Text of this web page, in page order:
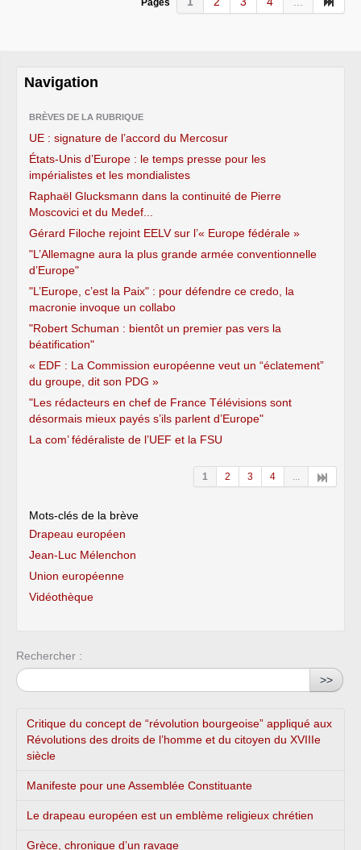
Pages
Navigation
BRÈVES DE LA RUBRIQUE
UE : signature de l’accord du Mercosur
États-Unis d’Europe : le temps presse pour les
impérialistes et les mondialistes
Raphaël Glucksmann dans la continuité de Pierre
Moscovici et du Medef...
Gérard Filoche rejoint EELV sur l’« Europe fédérale »
"L’Allemagne aura la plus grande armée conventionnelle
d’Europe"
"L’Europe, c’est la Paix" : pour défendre ce credo, la
macronie invoque un collabo
"Robert Schuman : bientôt un premier pas vers la
béatification"
« EDF : La Commission européenne veut un “éclatement”
du groupe, dit son PDG »
"Les rédacteurs en chef de France Télévisions sont
désormais mieux payés s’ils parlent d’Europe"
La com’ fédéraliste de l’UEF et la FSU
1 2 3 4 ...
Mots-clés de la brève
Drapeau européen
Jean-Luc Mélenchon
Union européenne
Vidéothèque
Rechercher :
>>
Critique du concept de “révolution bourgeoise” appliqué aux
Révolutions des droits de l’homme et du citoyen du XVIIIe
siècle
Manifeste pour une Assemblée Constituante
Le drapeau européen est un emblème religieux chrétien
Grèce, chronique d’un ravage